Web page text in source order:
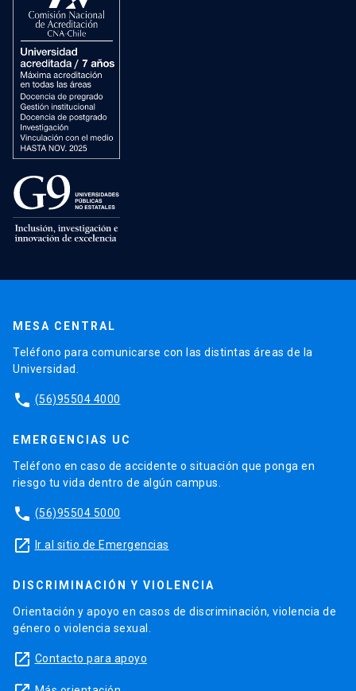
MESA CENTRAL
Teléfono para comunicarse con las distintas áreas de la
Universidad.
phone (56)95504 4000
EMERGENCIAS UC
Teléfono en caso de accidente o situación que ponga en
riesgo tu vida dentro de algún campus.
phone (56)95504 5000
launch Ir al sitio de Emergencias
DISCRIMINACIÓN Y VIOLENCIA
Orientación y apoyo en casos de discriminación, violencia de
género o violencia sexual.
launch Contacto para apoyo